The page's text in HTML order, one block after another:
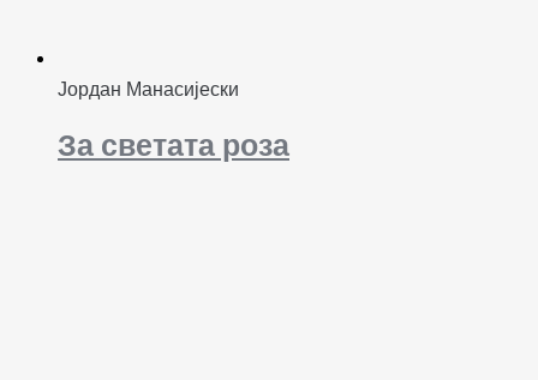
Јордан Манасијески
За светата роза